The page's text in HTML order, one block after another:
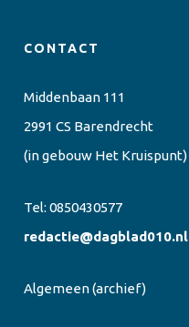
CONTACT
Middenbaan 111
2991 CS Barendrecht
(in gebouw Het Kruispunt)
Tel: 0850430577
redactie@dagblad010.nl
Algemeen(archief)